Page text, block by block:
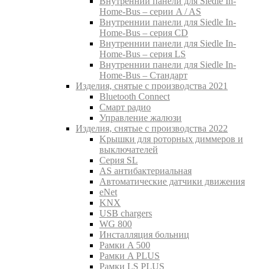
Home-Bus – серии A / AS
Внутреннии панели для Siedle In-
Home-Bus – серия CD
Внутреннии панели для Siedle In-
Home-Bus – серия LS
Внутреннии панели для Siedle In-
Home-Bus – Стандарт
Изделия, снятые с производства 2021
Bluetooth Connect
Смарт радио
Управление жалюзи
Изделия, снятые с производства 2022
Kрышки для роторных диммеров и
выключателей
Серия SL
AS антибактериальная
Aвтоматические датчики движения
eNet
KNX
USB chargers
WG 800
Инсталляция больниц
Рамки A 500
Рамки A PLUS
Рамки LS PLUS